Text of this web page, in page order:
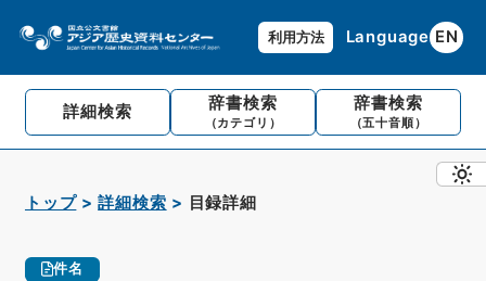
利用方法 Language EN
詳細検索 辞書検索
（カテゴリ）
辞書検索
（五十音順）
トップ 詳細検索 目録詳細
件名